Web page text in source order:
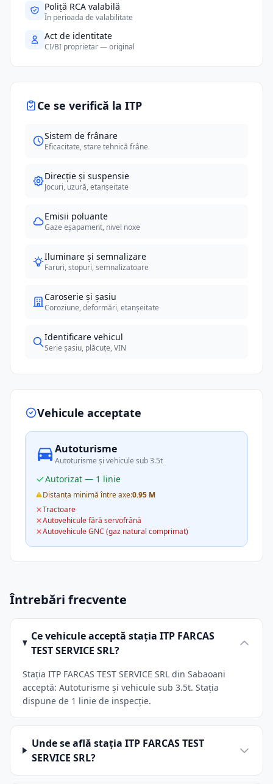
Poliță RCA valabilă
În perioada de valabilitate
Act de identitate
CI/BI proprietar — original
Ce se verifică la ITP
Sistem de frânare
Eficacitate, stare tehnică frâne
Direcție și suspensie
Jocuri, uzură, etanșeitate
Emisii poluante
Gaze eșapament, nivel noxe
Iluminare și semnalizare
Faruri, stopuri, semnalizatoare
Caroserie și șasiu
Coroziune, deformări, etanșeitate
Identificare vehicul
Serie șasiu, plăcuțe, VIN
Vehicule acceptate
Autoturisme
Autoturisme și vehicule sub 3.5t
Autorizat — 1 linie
Distanța minimă între axe:0.95 M
Tractoare
Autovehicule fără servofrână
Autovehicule GNC (gaz natural comprimat)
Întrebări frecvente
Ce vehicule acceptă stația ITP FARCAS
TEST SERVICE SRL?
Stația ITP FARCAS TEST SERVICE SRL din Sabaoani
acceptă: Autoturisme și vehicule sub 3.5t. Stația
dispune de 1 linie de inspecție.
Unde se află stația ITP FARCAS TEST
SERVICE SRL?